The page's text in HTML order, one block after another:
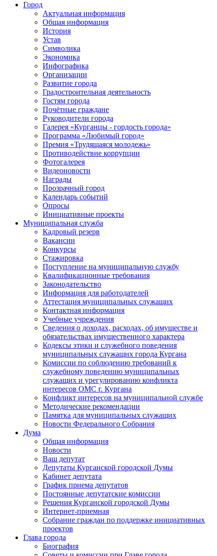
Город
Актуальная информация
Общая информация
История
Устав
Символика
Экономика
Инфографика
Организации
Развитие города
Градостроительная деятельность
Гостям города
Почётные граждане
Руководители города
Галерея «Курганцы - гордость города»
Программа «Любимый город»
Премия «Трудящаяся молодежь»
Противодействие коррупции
Фотогалерея
Видеоновости
Награды
Прозрачный город
Календарь событий
Опросы
Инициативные проекты
Муниципальная служба
Кадровый резерв
Вакансии
Конкурсы
Стажировка
Поступление на муниципальную службу
Квалификационные требования
Законодательство
Информация для работодателей
Аттестация муниципальных служащих
Контактная информация
Учебные учреждения
Сведения о доходах, расходах, об имуществе и
обязательствах имущественного характера
Кодексы этики и служебного поведения
муниципальных служащих города Кургана
Комиссии по соблюдению требований к
служебному поведению муниципальных
служащих и урегулированию конфликта
интересов ОМС г. Кургана
Конфликт интересов на муниципальной службе
Методические рекомендации
Памятка для муниципальных служащих
Новости Федерального Cобрания
Дума
Общая информация
Новости
Ваш депутат
Депутаты Курганской городской Думы
Кабинет депутата
График приема депутатов
Постоянные депутатские комиссии
Решения Курганской городской Думы
Интернет-приемная
Собрание граждан по поддержке инициативных
проектов
Глава города
Биография